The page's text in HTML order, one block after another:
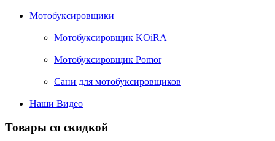
Мотобуксировщики
Мотобуксировщик KOiRA
Мотобуксировщик Pomor
Сани для мотобуксировщиков
Наши Видео
Товары со скидкой